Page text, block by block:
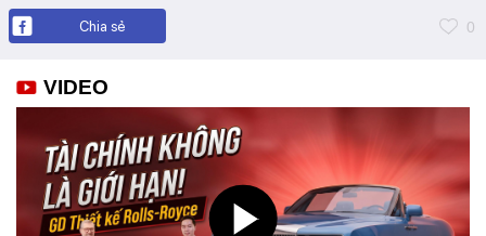
Chia sẻ 0
VIDEO